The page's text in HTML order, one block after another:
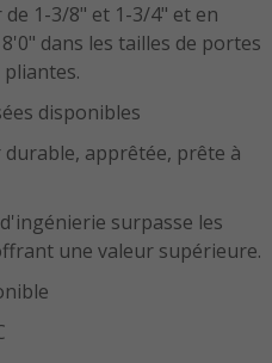
1-3/8" et 1-3/4" et en
dans les tailles de portes
disponibles
apprêtée, prête à
surpasse les
une valeur supérieure.